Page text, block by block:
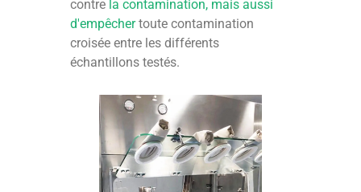
contre la contamination, mais aussi
d'empêchertoute contamination
croisée entre les différents
échantillons testés.